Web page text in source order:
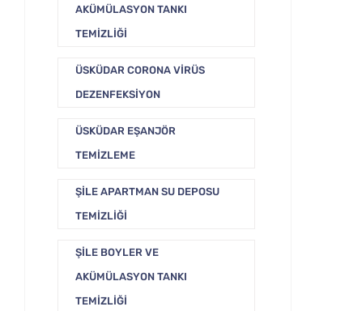
AKÜMÜLASYON TANKI
TEMIZLIĞI
ÜSKÜDAR CORONA VIRÜS
DEZENFEKSIYON
ÜSKÜDAR EŞANJÖR
TEMIZLEME
ŞILE APARTMAN SU DEPOSU
TEMIZLIĞI
ŞILE BOYLER VE
AKÜMÜLASYON TANKI
TEMIZLIĞI